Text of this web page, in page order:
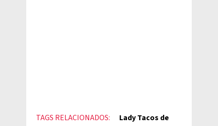
TAGS RELACIONADOS:
Lady Tacos de